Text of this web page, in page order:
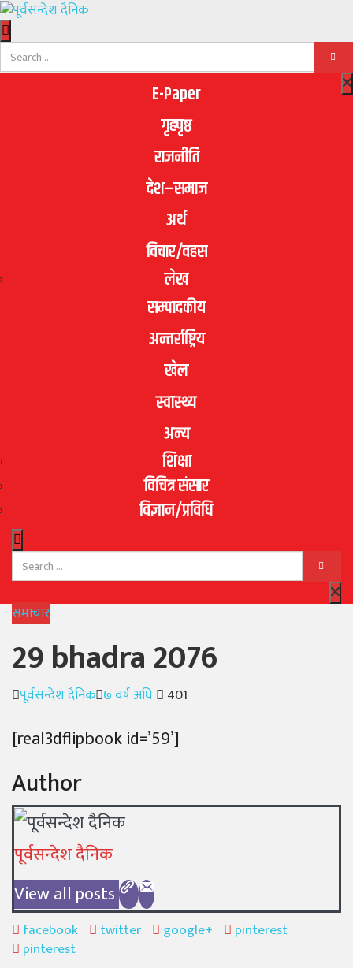
E-Paper
गृहपृष्ठ
राजनीति
देश–समाज
अर्थ
विचार/वहस
लेख
सम्पादकीय
अन्तर्राष्ट्रिय
खेल
स्वास्थ्य
अन्य
शिक्षा
विचित्र संसार
विज्ञान/प्रविधि
समाचार
29 bhadra 2076
Author
पूर्वसन्देश दैनिक Posted
७ वर्ष अघि 401
[real3dflipbook id=’59’]
Author
पूर्वसन्देश दैनिक
View all posts
facebook twitter google+
pinterest
pinterest